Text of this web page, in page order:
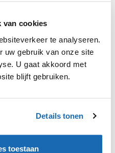
van cookies
te analyseren.
uw gebruik van onze site
U gaat akkoord met
blijft gebruiken.
Details tonen
toestaan
kopen, maar ook
manier om bij
wereld.
eens gaan kijken en